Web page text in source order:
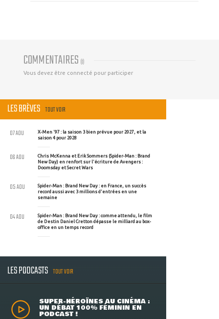
COMMENTAIRES (0)
Vous devez être connecté pour participer
LES BRÈVES TOUT VOIR
X-Men '97 : la saison 3 bien prévue pour 2027, et la
saison 4 pour 2028
07 AOU
Chris McKenna et Erik Sommers (Spider-Man : Brand
New Day) en renfort sur l'écriture de Avengers :
Doomsday et Secret Wars
06 AOU
Spider-Man : Brand New Day : en France, un succès
record aussi avec 3 millions d'entrées en une
semaine
05 AOU
Spider-Man : Brand New Day : comme attendu, le film
de Destin Daniel Cretton dépasse le milliard au box-
office en un temps record
04 AOU
LES PODCASTS TOUT VOIR
SUPER-HÉROÏNES AU CINÉMA :
UN DÉBAT 100% FÉMININ EN
PODCAST !